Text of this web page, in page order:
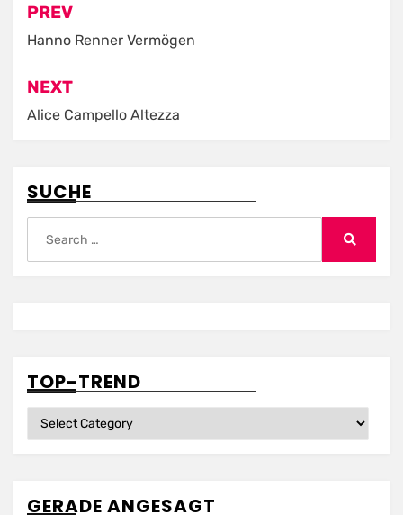
Post
navigation
PREV
Hanno Renner Vermögen
NEXT
Alice Campello Altezza
SUCHE
TOP-TREND
Top-
GERADE ANGESAGT